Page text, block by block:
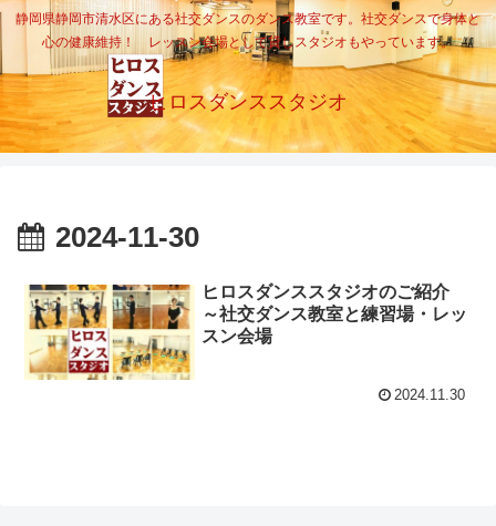
静岡県静岡市清水区にある社交ダンスのダンス教室です。社交ダンスで身体と
心の健康維持！ レッスン会場として貸しスタジオもやっています。
ヒロスダンススタジオ
2024-11-30
ヒロスダンススタジオのご紹介
～社交ダンス教室と練習場・レッ
スン会場
2024.11.30